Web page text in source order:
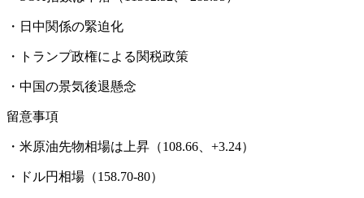
・日中関係の緊迫化
・トランプ政権による関税政策
・中国の景気後退懸念
留意事項
・米原油先物相場は上昇（108.66、+3.24）
・ドル円相場（158.70-80）